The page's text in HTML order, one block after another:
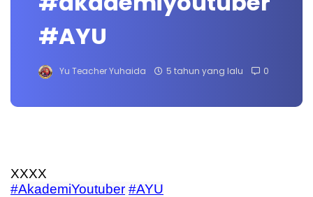
#AYU
Yu Teacher Yuhaida 5 tahun yang lalu 0
XXXX
#AkademiYoutuber #AYU